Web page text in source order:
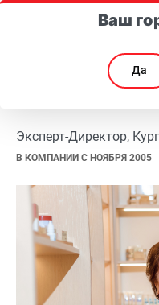
Эксперт-Директор,
В КОМПАНИИ С НОЯБРЯ 2005
Ваш
Да